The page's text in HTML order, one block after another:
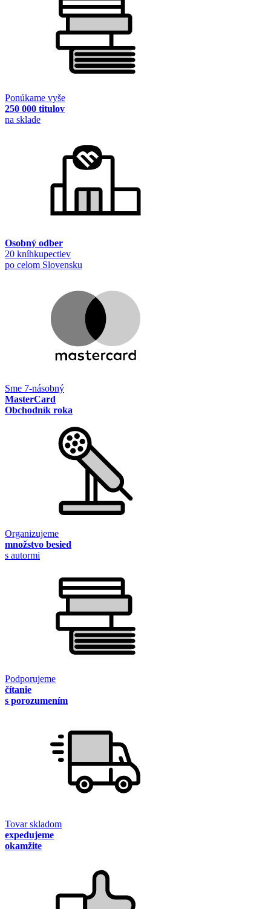
Ponúkame vyše
250 000 titulov
na sklade
Osobný odber
20 kníhkupectiev
po celom Slovensku
Sme 7-násobný
MasterCard
Obchodník roka
Organizujeme
množstvo besied
s autormi
Podporujeme
čítanie
s porozumením
Tovar skladom
expedujeme
okamžite